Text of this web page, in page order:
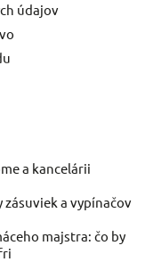
údajov
a kancelárii
a vypínačov
majstra: čo by